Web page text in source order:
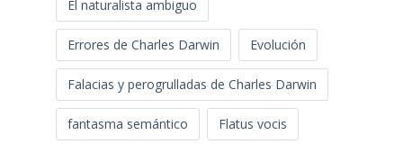
El naturalista ambiguo
Errores de Charles Darwin Evolución
Falacias y perogrulladas de Charles Darwin
fantasma semántico Flatus vocis